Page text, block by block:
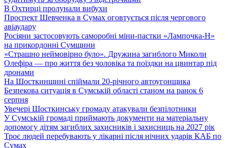
В Охтирці пролунали вибухи
Проспект Шевченка в Сумах оговтується після чергового
авіаудару
Росіяни застосовують саморобні міни-пастки «Лампочка-Н»
на прикордонні Сумщини
«Страшно неймовірно було». Дружина загиблого Миколи
Олефіра — про життя без чоловіка та поїздки на цвинтар під
дронами
На Шосткинщині спіймали 20-річного автоугонщика
Безпекова ситуація в Сумській області станом на ранок 6
серпня
Увечері Шосткинську громаду атакували безпілотники
У Сумській громаді приймають документи на матеріальну
допомогу дітям загиблих захисників і захисниць на 2027 рік
Троє людей перебувають у лікарні після нічних ударів КАБ по
Сумах